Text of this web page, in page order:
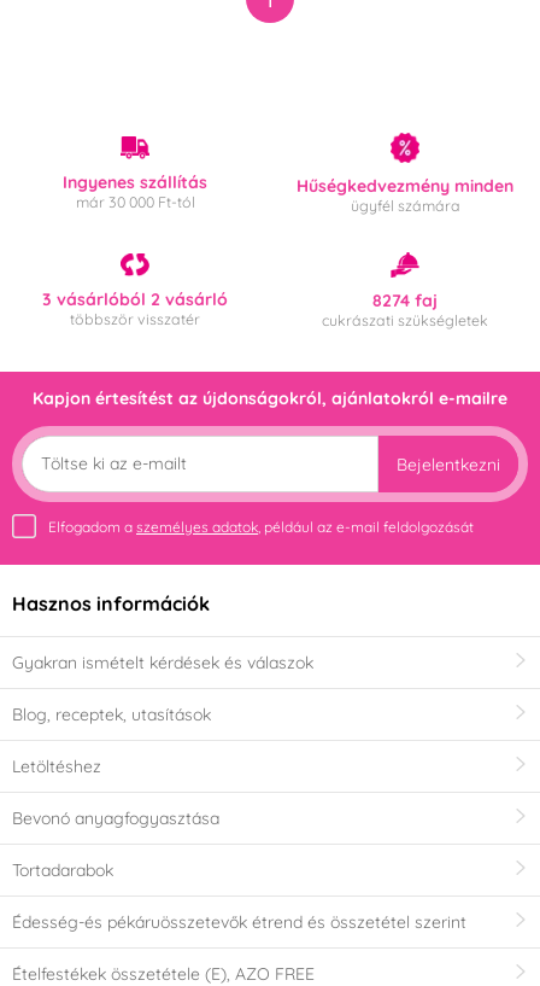
Ingyenes szállítás
már 30 000 Ft-tól
Hűségkedvezmény minden
ügyfél számára
3 vásárlóból 2 vásárló
többször visszatér
8274 faj
cukrászati szükségletek
Kapjon értesítést az újdonságokról, ajánlatokról e-mailre
Bejelentkezni
Elfogadom a személyes adatok, például az e-mail feldolgozását
Hasznos információk
Gyakran ismételt kérdések és válaszok
Blog, receptek, utasítások
Letöltéshez
Bevonó anyagfogyasztása
Tortadarabok
Édesség-és pékáruösszetevők étrend és összetétel szerint
Ételfestékek összetétele (E), AZO FREE